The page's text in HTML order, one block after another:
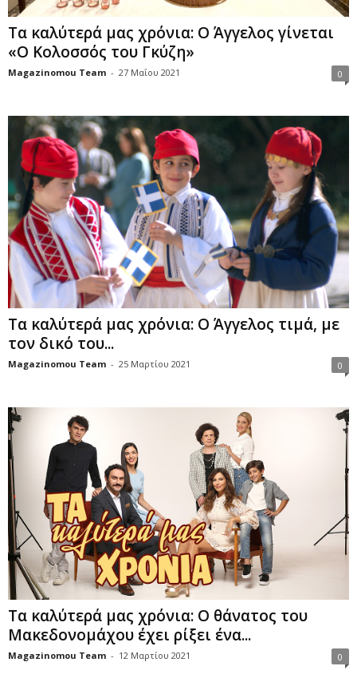
Τα καλύτερά μας χρόνια: Ο Άγγελος γίνεται
«Ο Κολοσσός του Γκύζη»
Magazinomou Team - 27 Μαΐου 2021 0
Τα καλύτερά μας χρόνια: Ο Άγγελος τιμά, με
τον δικό του...
Magazinomou Team - 25 Μαρτίου 2021 0
Τα καλύτερά μας χρόνια: Ο θάνατος του
Μακεδονομάχου έχει ρίξει ένα...
Magazinomou Team - 12 Μαρτίου 2021 0